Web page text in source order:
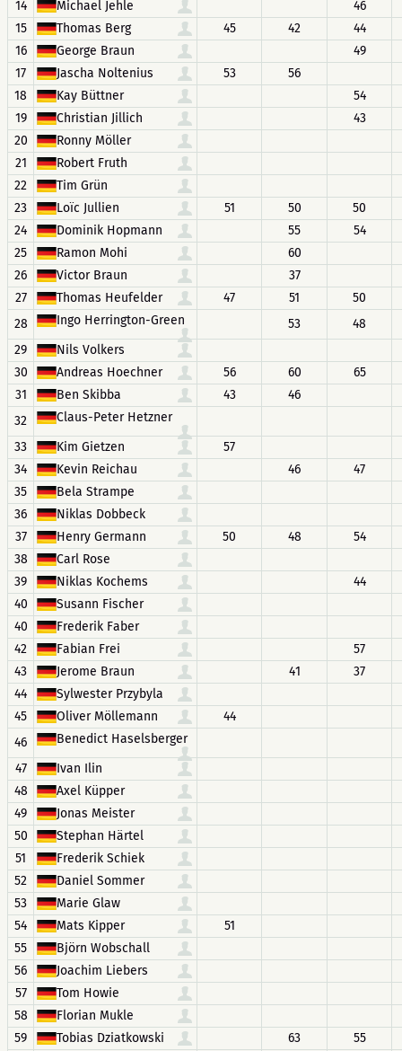
14
Michael Jehle
46
15
Thomas Berg 45 42
44
16
George Braun
49
17
Jascha Noltenius 53
56
18
Kay Büttner
54
19
Christian Jillich
43
20
Ronny Möller
21
Robert Fruth
22
Tim Grün
23
Loïc Jullien 51 50
50
24
Dominik Hopmann 55
54
25
Ramon Mohi
60
26
Victor Braun
37
27
Thomas Heufelder 47 51
50
28
Ingo Herrington-Green 53
48
29
Nils Volkers
30
Andreas Hoechner 56 60
65
31
Ben Skibba 43
46
32
Claus-Peter Hetzner
33
Kim Gietzen
57
34
Kevin Reichau 46
47
35
Bela Strampe
36
Niklas Dobbeck
37
Henry Germann 50 48
54
38
Carl Rose
39
Niklas Kochems
44
40
Susann Fischer
40
Frederik Faber
42
Fabian Frei
57
43
Jerome Braun 41
37
44
Sylwester Przybyla
45
Oliver Möllemann
44
46
Benedict Haselsberger
47
Ivan Ilin
48
Axel Küpper
49
Jonas Meister
50
Stephan Härtel
51
Frederik Schiek
52
Daniel Sommer
53
Marie Glaw
54
Mats Kipper
51
55
Björn Wobschall
56
Joachim Liebers
57
Tom Howie
58
Florian Mukle
59
Tobias Dziatkowski 63
55